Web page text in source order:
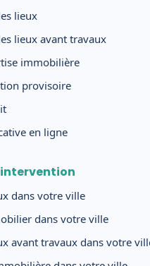
lieux
lieux avant travaux
immobilière
provisoire
en ligne
dans votre ville
dans votre ville
avant travaux dans votre